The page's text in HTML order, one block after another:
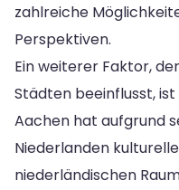
zahlreiche
Perspektiven.
Ein weiterer Faktor,
Städten beeinflusst,
Aachen hat aufgrund
Niederlanden
niederländischen